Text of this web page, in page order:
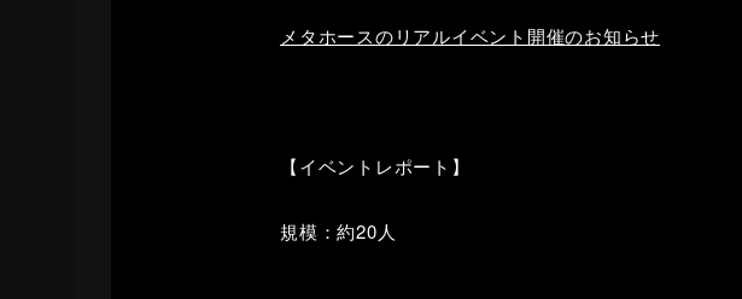
メタホースのリアルイベント開催のお知らせ
【イベントレポート】
規模：約20人